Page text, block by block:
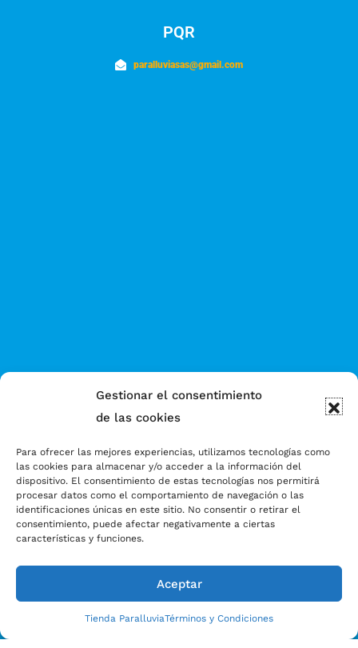
Gestionar el consentimiento
de las cookies
Para ofrecer las mejores experiencias, utilizamos tecnologías como
las cookies para almacenar y/o acceder a la información del
dispositivo. El consentimiento de estas tecnologías nos permitirá
procesar datos como el comportamiento de navegación o las
identificaciones únicas en este sitio. No consentir o retirar el
consentimiento, puede afectar negativamente a ciertas
características y funciones.
Aceptar
Tienda ParalluviaTérminos y Condiciones
PQR
paralluviasas@gmail.com